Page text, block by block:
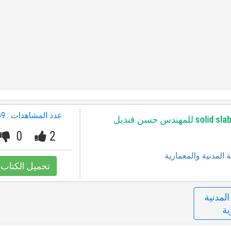
والمعمارية
عدد المشاهدات : 1869
2
0
تحميل الكتاب